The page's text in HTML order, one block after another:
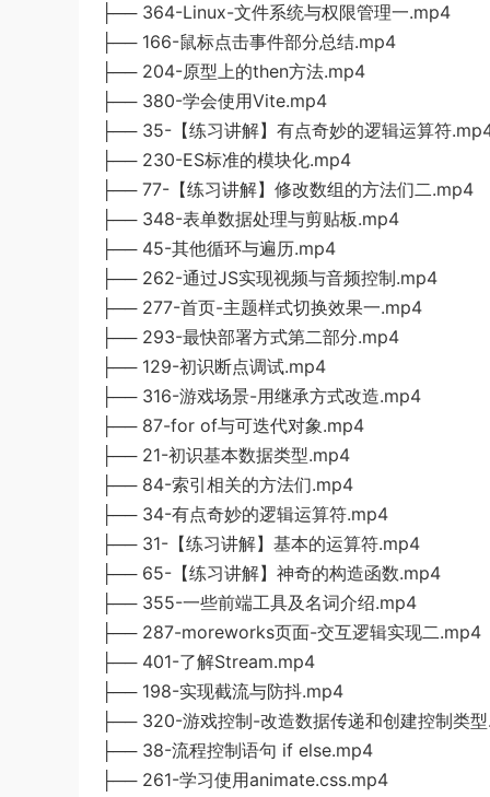
├── 364-Linux-文件系统与权限管理一.mp4
├── 166-鼠标点击事件部分总结.mp4
├── 204-原型上的then方法.mp4
├── 380-学会使用Vite.mp4
├── 35-【练习讲解】有点奇妙的逻辑运算符
├── 230-ES标准的模块化.mp4
├── 77-【练习讲解】修改数组的方法们二.mp4
├── 348-表单数据处理与剪贴板.mp4
├── 45-其他循环与遍历.mp4
├── 262-通过JS实现视频与音频控制.mp4
├── 277-首页-主题样式切换效果一.mp4
├── 293-最快部署方式第二部分.mp4
├── 129-初识断点调试.mp4
├── 316-游戏场景-用继承方式改造.mp4
├── 87-for of与可迭代对象.mp4
├── 21-初识基本数据类型.mp4
├── 84-索引相关的方法们.mp4
├── 34-有点奇妙的逻辑运算符.mp4
├── 31-【练习讲解】基本的运算符.mp4
├── 65-【练习讲解】神奇的构造函数.mp4
├── 355-一些前端工具及名词介绍.mp4
├── 287-moreworks页面-交互逻辑实现二.mp4
├── 401-了解Stream.mp4
├── 198-实现截流与防抖.mp4
├── 320-游戏控制-改造数据传递和创建控制类
├── 38-流程控制语句 if else.mp4
├── 261-学习使用animate.css.mp4